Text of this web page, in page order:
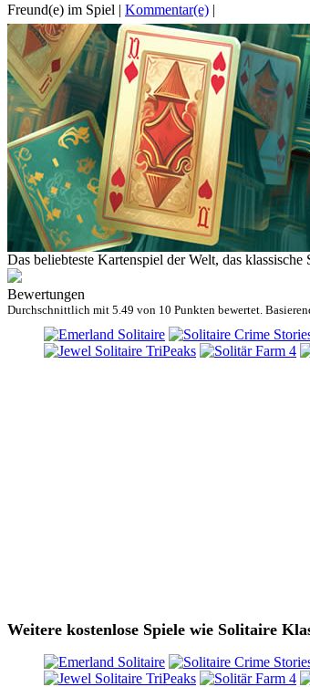
Freund(e) im Spiel | Kommentar(e) |
Das beliebteste Kartenspiel der Welt, das
Bewertungen
Durchschnittlich mit 5.49 von 10 Punkten bewertet.
Weitere kostenlose Spiele wie Solitaire